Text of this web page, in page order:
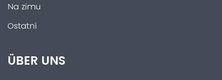
Na zimu
Ostatní
ÜBER UNS